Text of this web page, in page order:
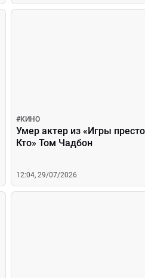
#КИНО
Умер актер из «Игры
Кто» Том Чадбон
12:04, 29/07/2026